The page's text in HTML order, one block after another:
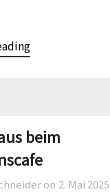
beim
on 2. Mai 2025